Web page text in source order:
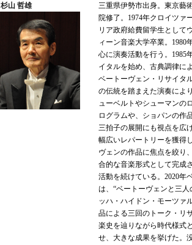
杉山 哲雄
三重県伊勢市出身。東京藝
院修了。1974年クロイツァ
リア政府給費留学生として
ィーン音楽大学卒業。1980
心に演奏活動を行う。1985
イタルを始め、古典調律に
ベートーヴェン・リサイタ
の伝統を踏まえた演奏によ
ューベルトやシューマンの
ログラムや、ショパンの作
三拍子の展開にも視点を広
幅広いレパートリーを獲得
ヴェンの作品に焦点を絞り
合的な音楽形式として完成
活動を続けている。2020年
は、“ベートーヴェンと三
ッハ・ハイドン・モーツァ
品による三回のトーク・リ
楽史を辿りながら時代様式
せ、大きな成果を挙げた。